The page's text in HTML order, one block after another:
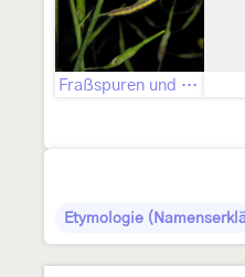
Fraßspuren und Befallsbild
Etymologie